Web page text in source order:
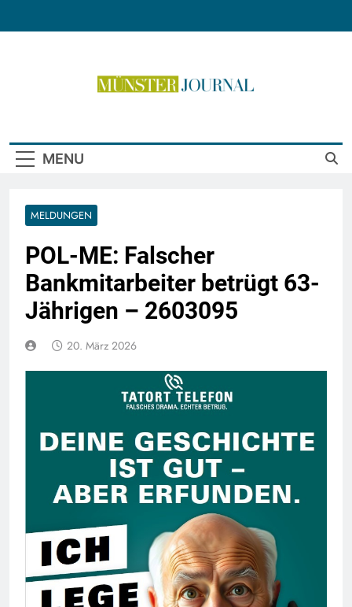
MENU
MELDUNGEN
POL-ME: Falscher
Bankmitarbeiter betrügt 63-
Jährigen – 2603095
20. März 2026